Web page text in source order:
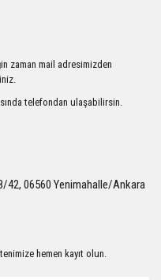
zaman mail adresimizden
telefondan ulaşabilirsin.
42, 06560 Yenimahalle/Ankara
hemen kayıt olun.